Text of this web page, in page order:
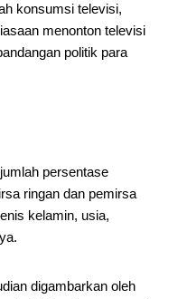
konsumsi televisi,
menonton televisi
politik para
persentase
ringan dan pemirsa
kelamin, usia,
digambarkan oleh